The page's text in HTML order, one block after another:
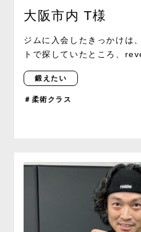
大阪市内 T様
ジムに入会したきっかけは
トで探していたところ、
鍛えたい
＃柔術クラス